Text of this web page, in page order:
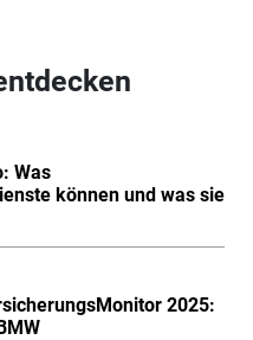
Was
können und was sie
2025: